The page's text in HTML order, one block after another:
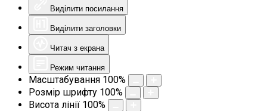
Виділити посилання
Виділити заголовки
Читач з екрана
Режим читання
Масштабування 100%
Розмір шрифту 100%
Висота лінії 100%